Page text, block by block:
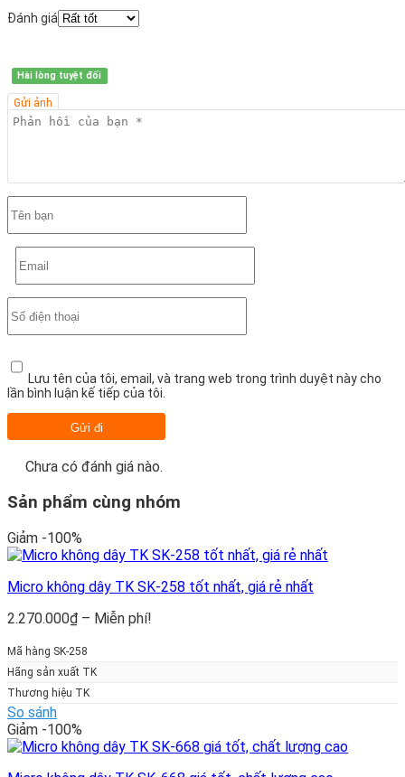
Đánh giá
Hài lòng tuyệt đối
Gửi ảnh
Lưu tên của tôi, email, và trang web trong trình duyệt này cho
lần bình luận kế tiếp của tôi.
Chưa có đánh giá nào.
Sản phẩm cùng nhóm
Giảm -100%
Micro không dây TK SK-258 tốt nhất, giá rẻ nhất
2.270.000₫ – Miễn phí!
Mã hàng SK-258
Hãng sản xuất TK
Thương hiệu TK
So sánh
Giảm -100%